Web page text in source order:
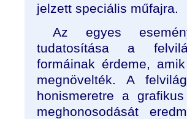
jelzett speciális műfajra.
Az egyes
tudatosítása a
formáinak érdeme,
megnövelték. A
honismeretre a
meghonosodását